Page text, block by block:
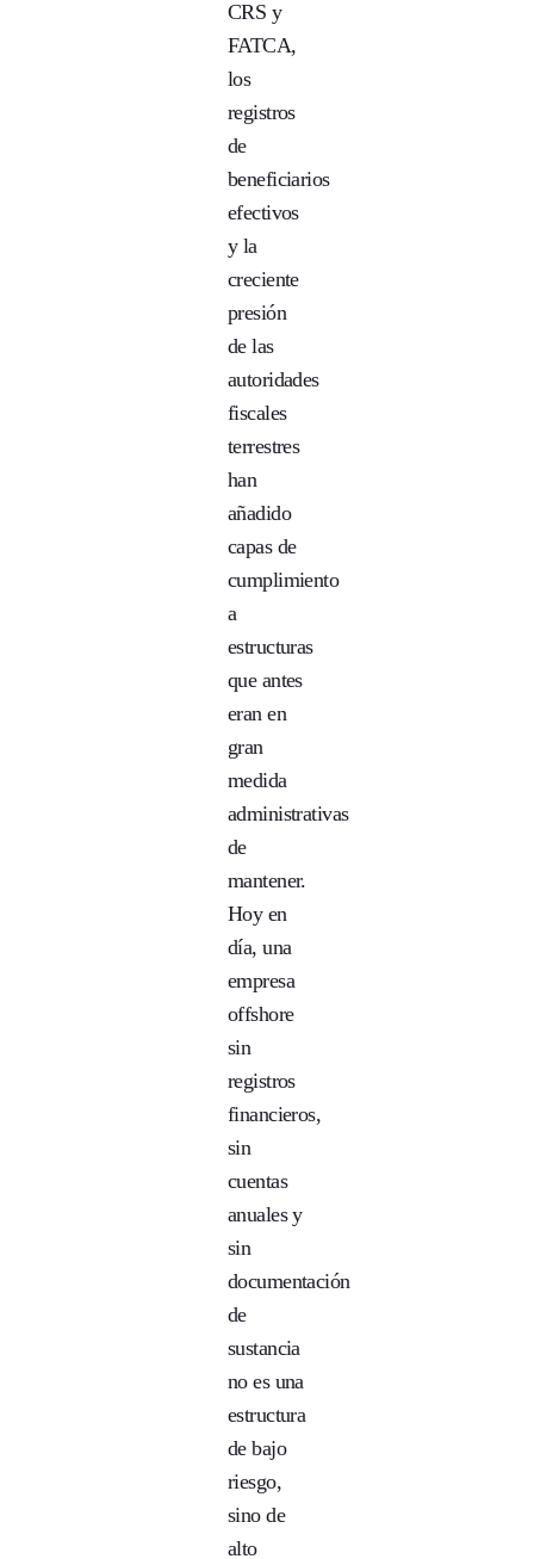
CRS y
FATCA,
los
registros
de
beneficiarios
efectivos
y la
creciente
presión
de las
autoridades
fiscales
terrestres
han
añadido
capas de
cumplimiento
a
estructuras
que antes
eran en
gran
medida
administrativas
de
mantener.
Hoy en
día, una
empresa
offshore
sin
registros
financieros,
sin
cuentas
anuales y
sin
documentación
de
sustancia
no es una
estructura
de bajo
riesgo,
sino de
alto